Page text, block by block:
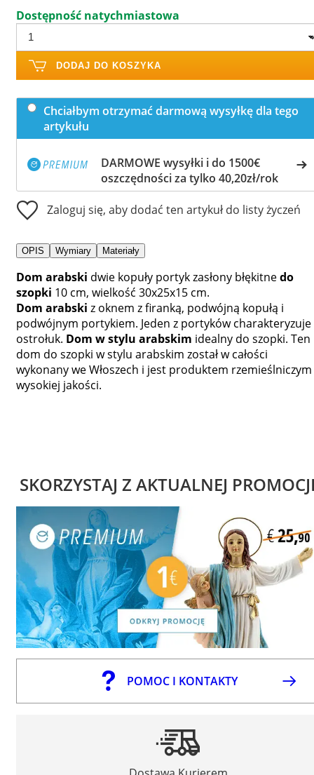
Dostępność natychmiastowa
DODAJ DO KOSZYKA
Chciałbym otrzymać darmową wysyłkę dla tego
artykułu
DARMOWE wysyłki i do 1500€
oszczędności za tylko 40,20zł/rok
Zaloguj się, aby dodać ten artykuł do listy życzeń
OPIS Wymiary Materiały
Dom arabski dwie kopuły portyk zasłony błękitnedo
szopki 10 cm, wielkość 30x25x15 cm.
Dom arabski z oknem z firanką, podwójną kopułą i
podwójnym portykiem. Jeden z portyków charakteryzuje
ostrołuk. Dom w stylu arabskim idealny do szopki. Ten
dom do szopki w stylu arabskim został w całości
wykonany we Włoszech i jest produktem rzemieślniczym
wysokiej jakości.
SKORZYSTAJ Z AKTUALNEJ
POMOC I KONTAKTY